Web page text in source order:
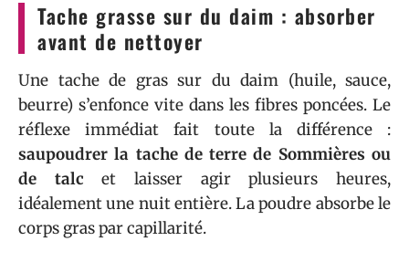
Tache grasse sur du daim : absorber
avant de nettoyer
Une tache de gras sur du daim (huile, sauce,
beurre) s’enfonce vite dans les fibres poncées. Le
réflexe immédiat fait toute la différence :
saupoudrer la tache de terre de Sommières ou
de talc et laisser agir plusieurs heures,
idéalement une nuit entière. La poudre absorbe le
corps gras par capillarité.